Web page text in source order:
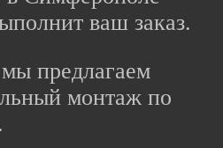
ваш заказ.
предлагаем
монтаж по